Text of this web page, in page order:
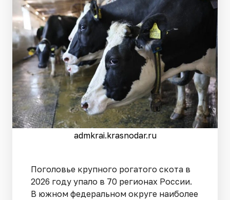
admkrai.krasnodar.ru
Поголовье крупного рогатого скота в
2026 году упало в 70 регионах России.
В южном федеральном округе наиболее